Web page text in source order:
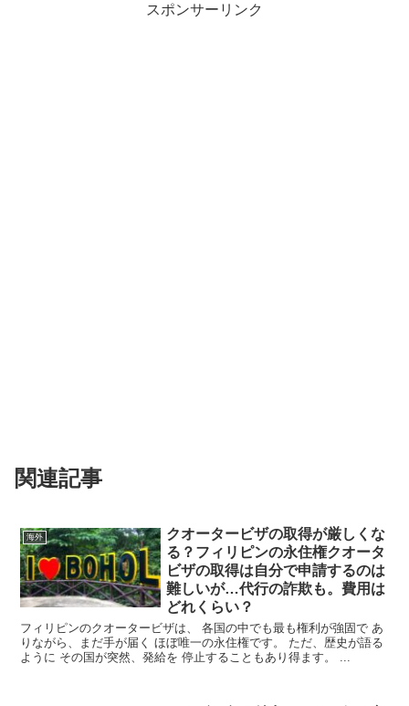
スポンサーリンク
関連記事
海外
クオータービザの取得が厳しくな
る？フィリピンの永住権クオータ
ビザの取得は自分で申請するのは
難しいが…代行の詐欺も。費用は
どれくらい？
フィリピンのクオータービザは、 各国の中でも最も権利が強固で あ
りながら、まだ手が届く ほぼ唯一の永住権です。 ただ、歴史が語る
ように その国が突然、発給を 停止することもあり得ます。 ...